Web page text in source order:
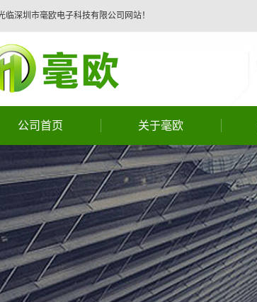
临深圳市毫欧电子科技有限公司网站！
公司首页 关于毫欧